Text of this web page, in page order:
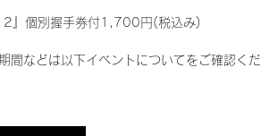
』個別握手券付1,700円(税込み)
間などは以下イベントについてをご確認くだ